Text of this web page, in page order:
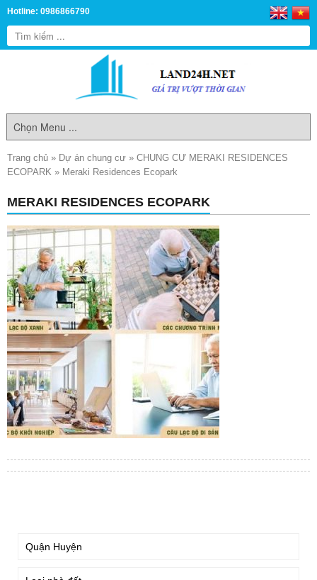
Hotline: 0986866790
Trang chủ » Dự án chung cư » CHUNG CƯ MERAKI RESIDENCES
ECOPARK » Meraki Residences Ecopark
MERAKI RESIDENCES ECOPARK